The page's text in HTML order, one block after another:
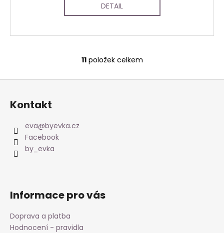
DETAIL
O
v
11položek celkem
Z
Kontakt
eva@byevka.cz
Facebook
by_evka
Informace pro vás
Doprava a platba
Hodnocení - pravidla